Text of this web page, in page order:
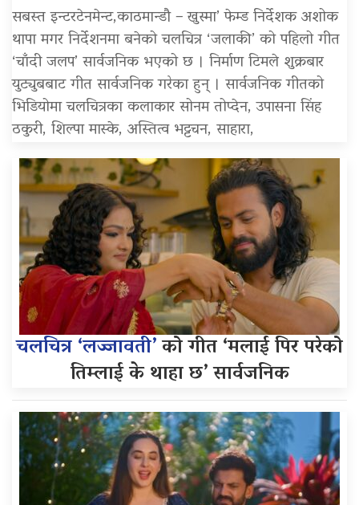
सबस्त इन्टरटेनमेन्ट,काठमान्डौ – खुस्मा’ फेम्ड निर्देशक अशोक
थापा मगर निर्देशनमा बनेको चलचित्र ‘जलाकी’ को पहिलो गीत
‘चाँदी जलप’ सार्वजनिक भएको छ । निर्माण टिमले शुक्रबार
युट्युबबाट गीत सार्वजनिक गरेका हुन् । सार्वजनिक गीतको
भिडियोमा चलचित्रका कलाकार सोनम तोप्देन, उपासना सिंह
ठकुरी, शिल्पा मास्के, अस्तित्व भट्टचन, साहारा,
चलचित्र ‘लज्जावती’को गीत ‘मलाई पिर परेको
तिम्लाई के थाहा छ’ सार्वजनिक